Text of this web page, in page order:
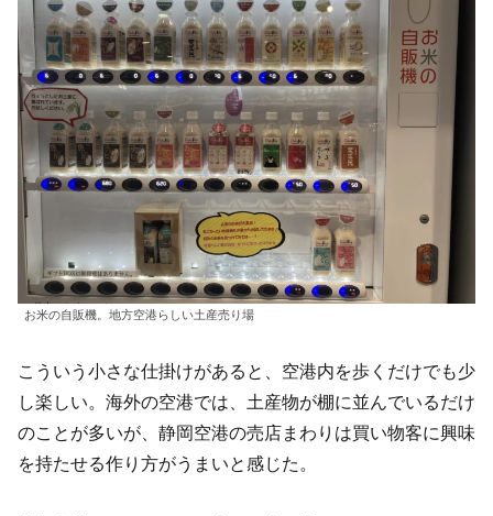
お米の自販機。地方空港らしい土産売り場
こういう小さな仕掛けがあると、空港内を歩くだけでも少
し楽しい。海外の空港では、土産物が棚に並んでいるだけ
のことが多いが、静岡空港の売店まわりは買い物客に興味
を持たせる作り方がうまいと感じた。